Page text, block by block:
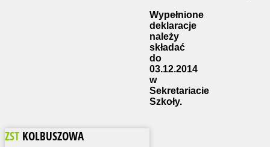
Wypełnione
deklaracje
należy
składać
do
03.12.2014
w
Sekretariacie
Szkoły.
ZST KOLBUSZOWA